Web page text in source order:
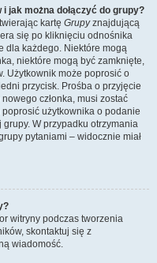
jak można dołączyć do grupy?
kartę Grupyznajdującą
się po kliknięciu odnośnika
dla każdego. Niektóre mogą
niektóre mogą być zamknięte,
Użytkownik może poprosić o
przycisk. Prośba o przyjęcie
członka, musi zostać
użytkownika o podanie
W przypadku otrzymania
pytaniami – widocznie miał
witryny podczas tworzenia
skontaktuj się z
wiadomość.